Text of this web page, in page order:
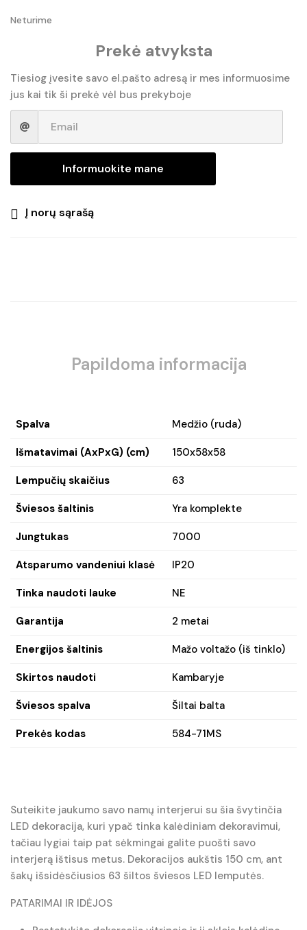
price
€40.90.
price
€34.80.
Neturime
Prekė atvyksta
Tiesiog įvesite savo el.pašto adresą ir mes informuosime
jus kai tik ši prekė vėl bus prekyboje
Informuokite mane
Į norų sąrašą
Papildoma informacija
Spalva Medžio (ruda)
Išmatavimai (AxPxG) (cm) 150x58x58
Lempučių skaičius 63
Šviesos šaltinis Yra komplekte
Jungtukas 7000
Atsparumo vandeniui klasė IP20
Tinka naudoti lauke NE
Garantija 2 metai
Energijos šaltinis Mažo voltažo (iš tinklo)
Skirtos naudoti Kambaryje
Šviesos spalva Šiltai balta
Prekės kodas 584-71MS
Suteikite jaukumo savo namų interjerui su šia švytinčia
LED dekoracija, kuri ypač tinka kalėdiniam dekoravimui,
tačiau lygiai taip pat sėkmingai galite puošti savo
interjerą ištisus metus. Dekoracijos aukštis 150 cm, ant
šakų išsidėsčiusios 63 šiltos šviesos LED lemputės.
PATARIMAI IR IDĖJOS